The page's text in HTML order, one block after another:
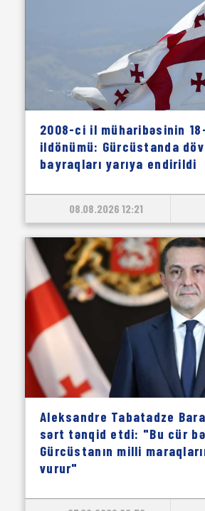
2008-ci il müharibəsinin
ildönümü: Gürcüstanda
bayraqları yarıya endirildi
08.08.2026 12:21
Aleksandre Tabatadze
sərt tənqid etdi: "Bu cür
Gürcüstanın milli
vurur"